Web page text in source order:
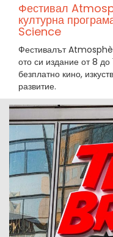
Фестивал
културна
Science
Фестивалът
ото си издание от 8 до
безплатно кино,
развитие.